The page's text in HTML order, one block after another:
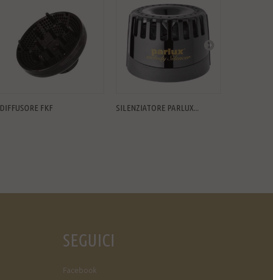
DIFFUSORE FKF SILENZIATORE PARLUX...
SEGUICI
Facebook